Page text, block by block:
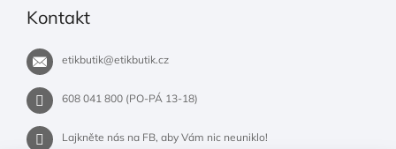
Kontakt
etikbutik@etikbutik.cz
608 041 800 (PO-PÁ 13-18)
Lajkněte nás na FB, aby Vám nic neuniklo!